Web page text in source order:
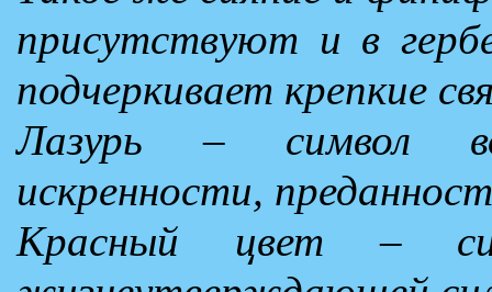
присутствуют и в
подчеркивает крепкие
Лазурь – символ
искренности,
Красный цвет –